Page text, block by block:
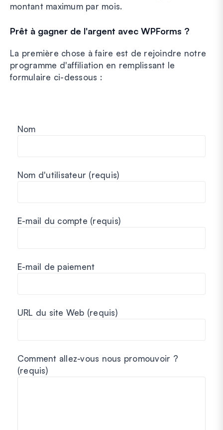
montant maximum par mois.
Prêt à gagner de l'argent avec WPForms ?
La première chose à faire est de rejoindre notre
programme d'affiliation en remplissant le
formulaire ci-dessous :
Nom
Nom d'utilisateur (requis)
E-mail du compte (requis)
E-mail de paiement
URL du site Web (requis)
Comment allez-vous nous promouvoir ?
(requis)